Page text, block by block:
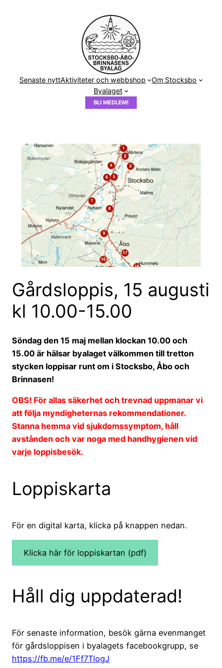
Senaste nyttAktiviteter och webbshop
Om Stocksbo
Byalaget
BLI MEDLEM!
Gårdsloppis, 15 augusti
kl 10.00-15.00
Söndag den 15 maj mellan klockan 10.00 och
15.00 är hälsar byalaget välkommen till tretton
stycken loppisar runt om i Stocksbo, Åbo och
Brinnasen!
OBS! För allas säkerhet och trevnad uppmanar vi
att följa myndigheternas rekommendationer.
Stanna hemma vid sjukdomssymptom, håll
avstånden och var noga med handhygienen vid
varje loppisbesök.
Loppiskarta
För en digital karta, klicka på knappen nedan.
Klicka här för loppiskartan (pdf)
Håll dig uppdaterad!
För senaste information, besök gärna evenmanget
för gårdsloppisen i byalagets facebookgrupp, se
https://fb.me/e/1Ff7TlogJ